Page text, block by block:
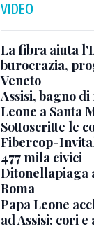
VIDEO
La fibra aiuta
burocrazia,
Veneto
Assisi, bagno
Leone a Santa
Sottoscritte le
Fibercop-
477 mila civici
Ditonellapiaga
Roma
Papa Leone
ad Assisi: cori